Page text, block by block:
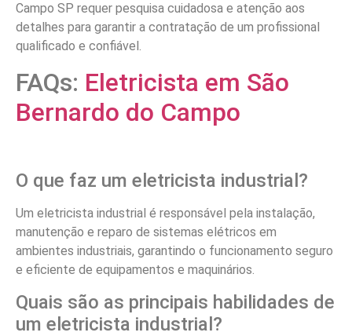
Campo SP requer pesquisa cuidadosa e atenção aos
detalhes para garantir a contratação de um profissional
qualificado e confiável.
FAQs: Eletricista em São
Bernardo do Campo
O que faz um eletricista industrial?
Um eletricista industrial é responsável pela instalação,
manutenção e reparo de sistemas elétricos em
ambientes industriais, garantindo o funcionamento seguro
e eficiente de equipamentos e maquinários.
Quais são as principais habilidades de
um eletricista industrial?